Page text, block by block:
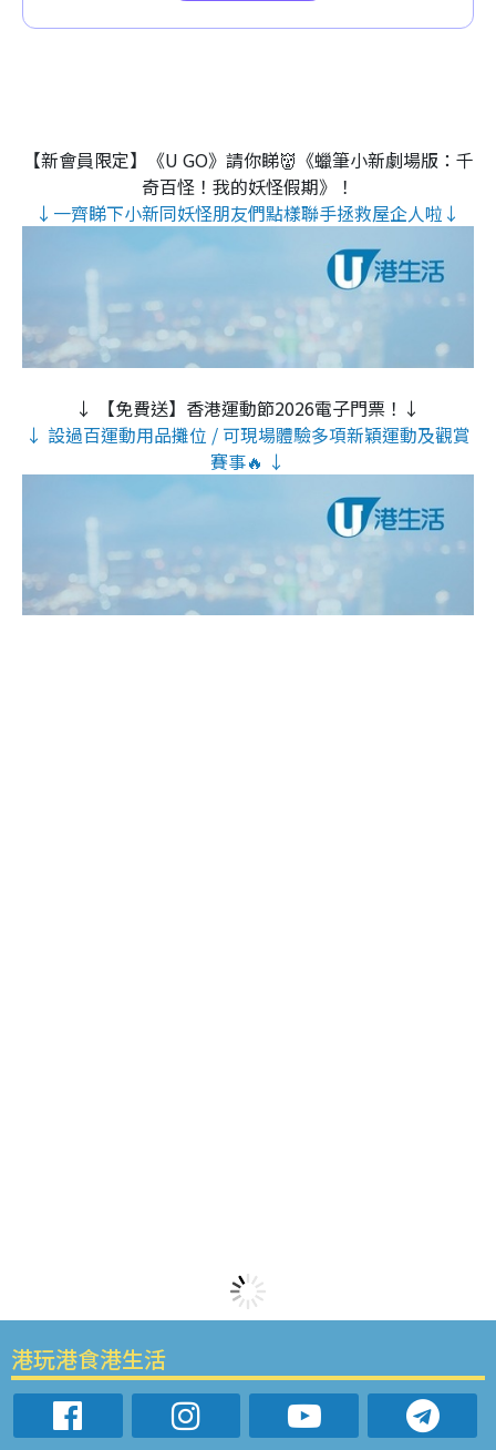
【新會員限定】《U GO》請你睇👹《蠟筆小新劇場版：千
奇百怪！我的妖怪假期》！
↓一齊睇下小新同妖怪朋友們點樣聯手拯救屋企人啦↓
↓ 【免費送】香港運動節2026電子門票！↓
↓ 設過百運動用品攤位 / 可現場體驗多項新穎運動及觀賞
賽事🔥 ↓
港玩港食港生活